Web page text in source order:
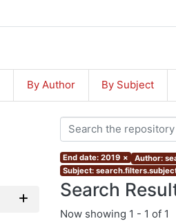
By Author By Subject
End date: 2019 × Author:
Subject:
Search
Now showing 1 - 1 of 1